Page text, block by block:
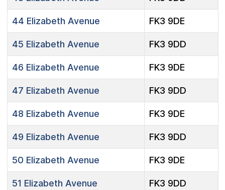
44 Elizabeth Avenue FK3 9DE
45 Elizabeth Avenue FK3 9DD
46 Elizabeth Avenue FK3 9DE
47 Elizabeth Avenue FK3 9DD
48 Elizabeth Avenue FK3 9DE
49 Elizabeth Avenue FK3 9DD
50 Elizabeth Avenue FK3 9DE
51 Elizabeth Avenue FK3 9DD